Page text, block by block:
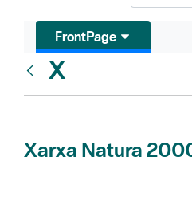
FrontPage
X
Xarxa Natura